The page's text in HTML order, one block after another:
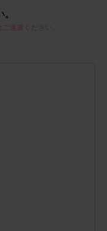
遠慮ください。